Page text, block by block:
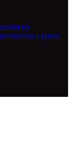
Súbory
Doprava a platba